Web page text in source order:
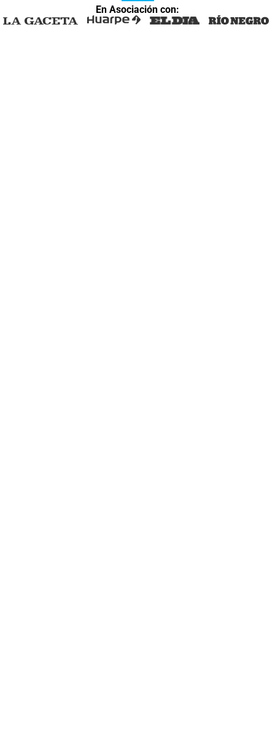
En Asociación con: